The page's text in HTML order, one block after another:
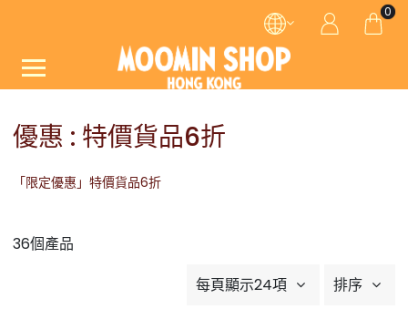
0
優惠 : 特價貨品6折
「限定優惠」特價貨品6折
36個產品
排序
每頁顯示24項